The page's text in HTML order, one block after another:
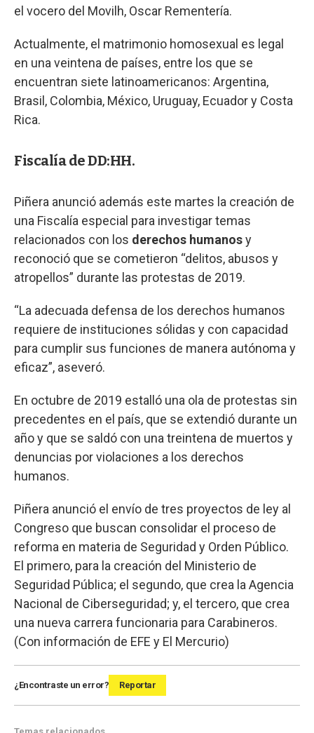
el vocero del Movilh, Oscar Rementería.
Actualmente, el matrimonio homosexual es legal
en una veintena de países, entre los que se
encuentran siete latinoamericanos: Argentina,
Brasil, Colombia, México, Uruguay, Ecuador y Costa
Rica.
Fiscalía de DD:HH.
Piñera anunció además este martes la creación de
una Fiscalía especial para investigar temas
relacionados con los derechos humanosy
reconoció que se cometieron “delitos, abusos y
atropellos” durante las protestas de 2019.
“La adecuada defensa de los derechos humanos
requiere de instituciones sólidas y con capacidad
para cumplir sus funciones de manera autónoma y
eficaz”, aseveró.
En octubre de 2019 estalló una ola de protestas sin
precedentes en el país, que se extendió durante un
año y que se saldó con una treintena de muertos y
denuncias por violaciones a los derechos
humanos.
Piñera anunció el envío de tres proyectos de ley al
Congreso que buscan consolidar el proceso de
reforma en materia de Seguridad y Orden Público.
El primero, para la creación del Ministerio de
Seguridad Pública; el segundo, que crea la Agencia
Nacional de Ciberseguridad; y, el tercero, que crea
una nueva carrera funcionaria para Carabineros.
(Con información de EFE y El Mercurio)
¿Encontraste un error? Reportar